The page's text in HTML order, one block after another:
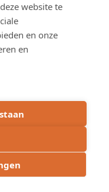
website te
en onze
en